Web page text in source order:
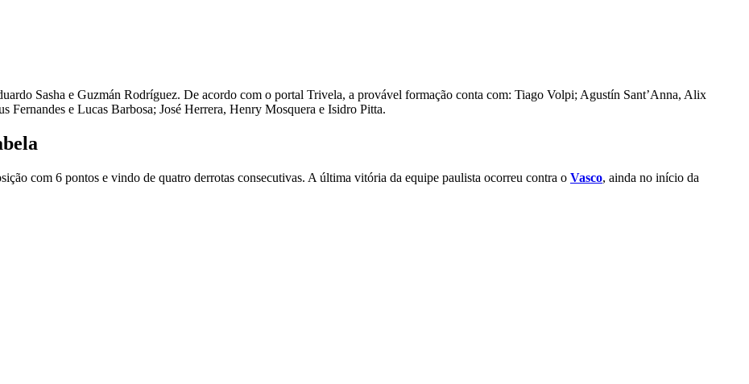
Sasha e Guzmán Rodríguez. De acordo com o portal Trivela, a provável formação conta com: Tiago Volpi; Agustín Sant’Anna, Alix
e Lucas Barbosa; José Herrera, Henry Mosquera e Isidro Pitta.
com 6 pontos e vindo de quatro derrotas consecutivas. A última vitória da equipe paulista ocorreu contra o Vasco, ainda no início da